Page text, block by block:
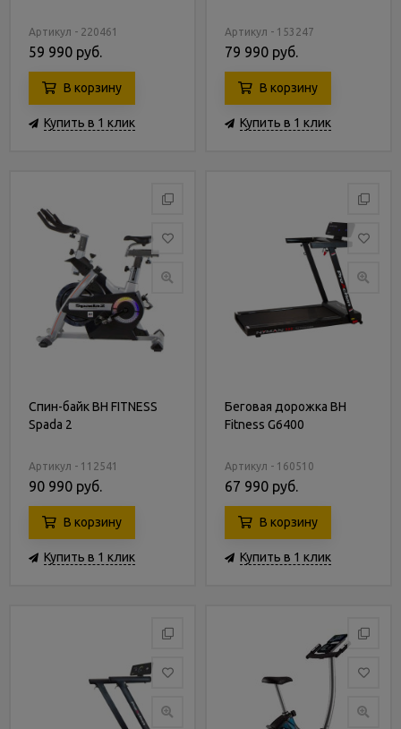
Артикул - 220461
59 990 руб.
В корзину
Купить в 1 клик
Артикул - 153247
79 990 руб.
В корзину
Купить в 1 клик
Спин-байк BH FITNESS
Spada 2
Артикул - 112541
90 990 руб.
В корзину
Купить в 1 клик
Беговая дорожка BH
Fitness G6400
Артикул - 160510
67 990 руб.
В корзину
Купить в 1 клик